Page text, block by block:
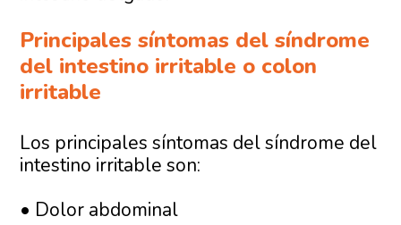
Principales síntomas del síndrome
del intestino irritable o colon
irritable
Los principales síntomas del síndrome del
intestino irritable son:
• Dolor abdominal